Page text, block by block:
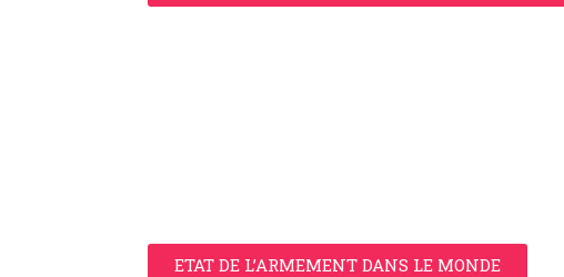
ETAT DE L’ARMEMENT DANS LE MONDE